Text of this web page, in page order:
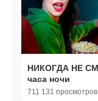
НИКОГДА НЕ
часа ночи
711 131 просмотров